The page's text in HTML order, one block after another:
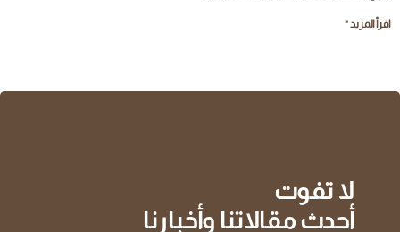
اقرأ المزيد "
لا تفوت
أحدث مقالاتنا وأخبارنا